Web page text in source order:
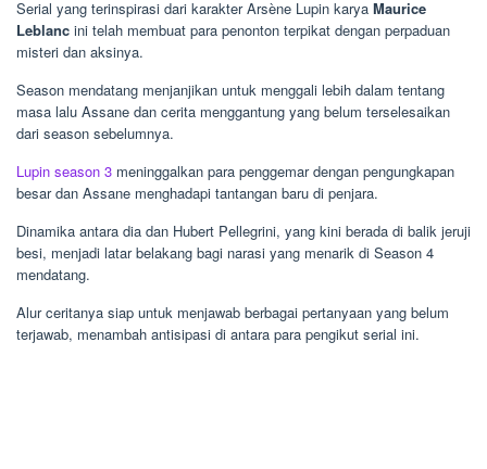
Serial yang terinspirasi dari karakter Arsène Lupin karya Maurice
Leblanc ini telah membuat para penonton terpikat dengan perpaduan
misteri dan aksinya.
Season mendatang menjanjikan untuk menggali lebih dalam tentang
masa lalu Assane dan cerita menggantung yang belum terselesaikan
dari season sebelumnya.
Lupin season 3 meninggalkan para penggemar dengan pengungkapan
besar dan Assane menghadapi tantangan baru di penjara.
Dinamika antara dia dan Hubert Pellegrini, yang kini berada di balik jeruji
besi, menjadi latar belakang bagi narasi yang menarik di Season 4
mendatang.
Alur ceritanya siap untuk menjawab berbagai pertanyaan yang belum
terjawab, menambah antisipasi di antara para pengikut serial ini.